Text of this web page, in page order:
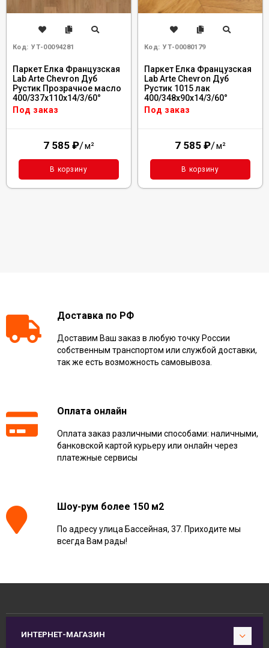
Код: УТ-00094281
Паркет Елка Французская
Lab Arte Chevron Дуб
Рустик Прозрачное масло
400/337х110х14/3/60°
Под заказ
7 585 ₽/м²
В корзину
Код: УТ-00080179
Паркет Елка Французская
Lab Arte Chevron Дуб
Рустик 1015 лак
400/348х90х14/3/60°
Под заказ
7 585 ₽/м²
В корзину
Доставка по РФ
Доставим Ваш заказ в любую точку России
собственным транспортом или службой доставки,
так же есть возможность самовывоза.
Оплата онлайн
Оплата заказ различными способами: наличными,
банковской картой курьеру или онлайн через
платежные сервисы
Шоу-рум более 150 м2
По адресу улица Бассейная, 37. Приходите мы
всегда Вам рады!
ИНТЕРНЕТ-МАГАЗИН